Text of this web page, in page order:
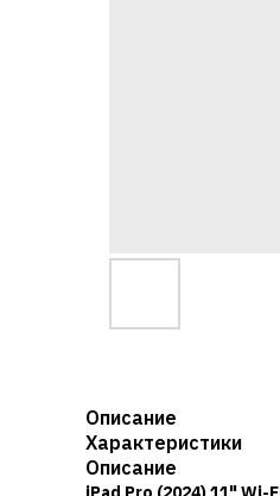
Описание
Характеристики
Описание